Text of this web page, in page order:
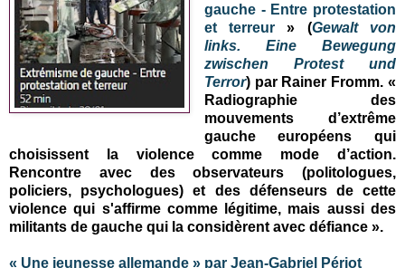
gauche - Entre protestation
et terreur » (Gewalt von
links. Eine Bewegung
zwischen Protest und
Terror) par Rainer Fromm. «
Radiographie des
mouvements d’extrême
gauche européens qui
choisissent la violence comme mode d’action.
Rencontre avec des observateurs (politologues,
policiers, psychologues) et des défenseurs de cette
violence qui s'affirme comme légitime, mais aussi des
militants de gauche qui la considèrent avec défiance ».
« Une jeunesse allemande » par Jean-Gabriel Périot